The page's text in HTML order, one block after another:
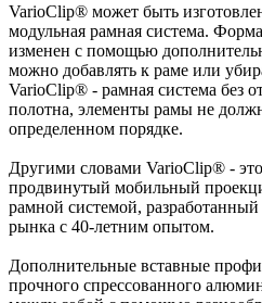
VarioClip® может быть
модульная рамная система.
изменен с помощью
можно добавлять к раме или
VarioClip® - рамная система без
полотна, элементы рамы не
определенном порядке.
Другими словами VarioClip® -
продвинутый мобильный
рамной системой,
рынка с 40-летним опытом.
Дополнительные вставные
прочного спрессованного